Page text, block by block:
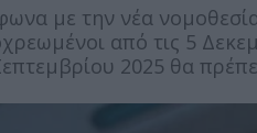
με την νέα
από τις 5
2025 θα